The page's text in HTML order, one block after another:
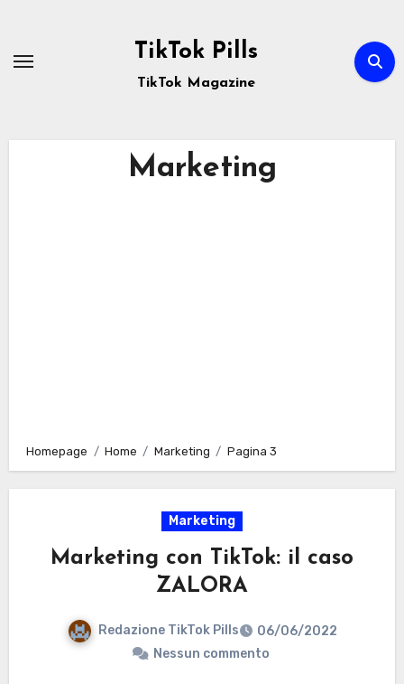
contenuto
TikTok Pills
TikTok Magazine
Marketing
Homepage Home Marketing Pagina 3
Marketing
Marketing con TikTok: il caso
ZALORA
Redazione TikTok Pills
06/06/2022
Nessun commento